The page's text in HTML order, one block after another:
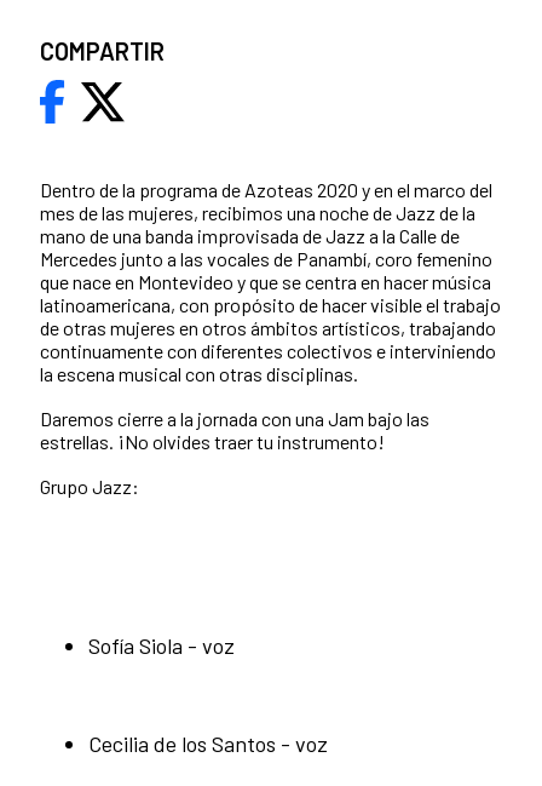
Dentro de la programa de Azoteas 2020 y en el marco del
mes de las mujeres, recibimos una noche de Jazz de la
mano de una banda improvisada de Jazz a la Calle de
Mercedes junto a las vocales de Panambí, coro femenino
que nace en Montevideo y que se centra en hacer música
latinoamericana, con propósito de hacer visible el trabajo
de otras mujeres en otros ámbitos artísticos, trabajando
continuamente con diferentes colectivos e interviniendo
la escena musical con otras disciplinas.
Daremos cierre a la jornada con una Jam bajo las
estrellas. ¡No olvides traer tu instrumento!
Grupo Jazz:
Sofía Siola - voz
Cecilia de los Santos - voz
COMPARTIR